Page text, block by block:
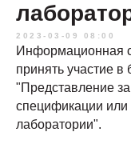
2023-03-09 08:00
Информационная
принять участие
"Представление
спецификации или
лаборатории".